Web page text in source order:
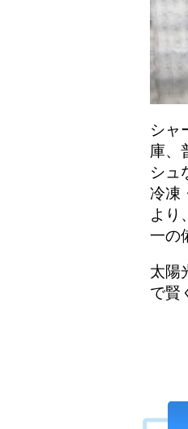
シャ
庫、
シュ
冷凍
より
一の
太陽
で賢